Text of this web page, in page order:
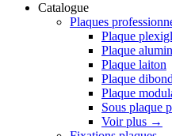
Catalogue
Plaques
Plaque
Plaque
Plaque laiton
Plaque
Plaque
Sous plaque
Voir plus →